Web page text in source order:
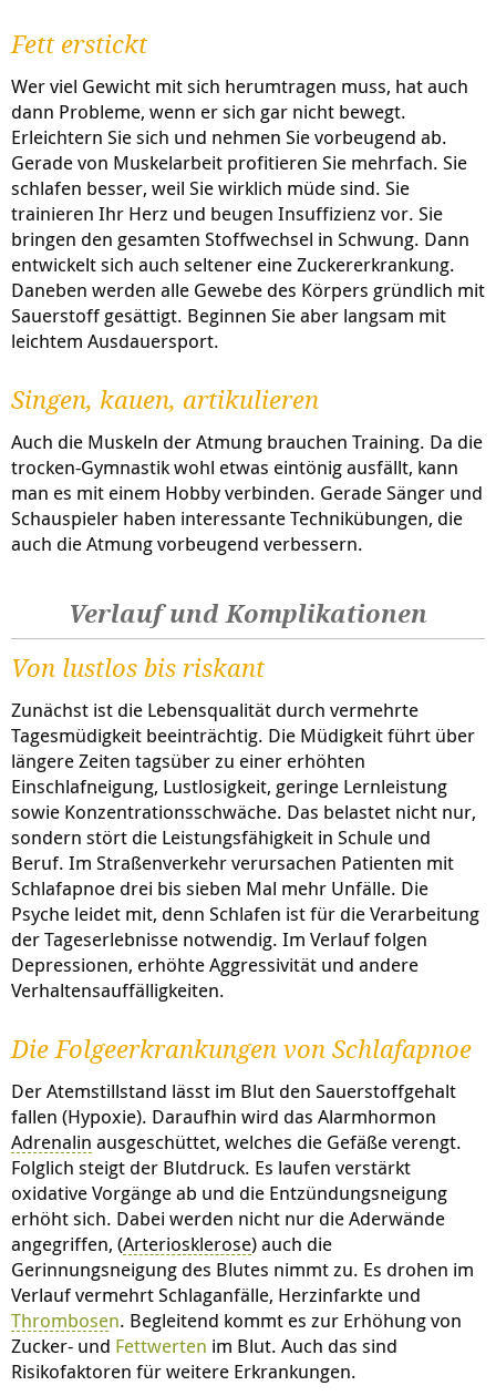
Fett erstickt
Wer viel Gewicht mit sich herumtragen muss, hat auch
dann Probleme, wenn er sich gar nicht bewegt.
Erleichtern Sie sich und nehmen Sie vorbeugend ab.
Gerade von Muskelarbeit profitieren Sie mehrfach. Sie
schlafen besser, weil Sie wirklich müde sind. Sie
trainieren Ihr Herz und beugen Insuffizienz vor. Sie
bringen den gesamten Stoffwechsel in Schwung. Dann
entwickelt sich auch seltener eine Zuckererkrankung.
Daneben werden alle Gewebe des Körpers gründlich mit
Sauerstoff gesättigt. Beginnen Sie aber langsam mit
leichtem Ausdauersport.
Singen, kauen, artikulieren
Auch die Muskeln der Atmung brauchen Training. Da die
trocken-Gymnastik wohl etwas eintönig ausfällt, kann
man es mit einem Hobby verbinden. Gerade Sänger und
Schauspieler haben interessante Technikübungen, die
auch die Atmung vorbeugend verbessern.
Verlauf und Komplikationen
Von lustlos bis riskant
Zunächst ist die Lebensqualität durch vermehrte
Tagesmüdigkeit beeinträchtig. Die Müdigkeit führt über
längere Zeiten tagsüber zu einer erhöhten
Einschlafneigung, Lustlosigkeit, geringe Lernleistung
sowie Konzentrationsschwäche. Das belastet nicht nur,
sondern stört die Leistungsfähigkeit in Schule und
Beruf. Im Straßenverkehr verursachen Patienten mit
Schlafapnoe drei bis sieben Mal mehr Unfälle. Die
Psyche leidet mit, denn Schlafen ist für die Verarbeitung
der Tageserlebnisse notwendig. Im Verlauf folgen
Depressionen, erhöhte Aggressivität und andere
Verhaltensauffälligkeiten.
Die Folgeerkrankungen von Schlafapnoe
Der Atemstillstand lässt im Blut den Sauerstoffgehalt
fallen (Hypoxie). Daraufhin wird das Alarmhormon
Adrenalin ausgeschüttet, welches die Gefäße verengt.
Folglich steigt der Blutdruck. Es laufen verstärkt
oxidative Vorgänge ab und die Entzündungsneigung
erhöht sich. Dabei werden nicht nur die Aderwände
angegriffen, (Arteriosklerose) auch die
Gerinnungsneigung des Blutes nimmt zu. Es drohen im
Verlauf vermehrt Schlaganfälle, Herzinfarkte und
Thrombosen. Begleitend kommt es zur Erhöhung von
Zucker- und Fettwerten im Blut. Auch das sind
Risikofaktoren für weitere Erkrankungen.